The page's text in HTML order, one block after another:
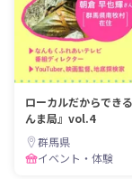
ローカルだからでき
んま局』vol.4
群馬県
イベント・体験